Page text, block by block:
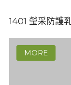
1401 瑩采防護
蟬翼提拉面膜